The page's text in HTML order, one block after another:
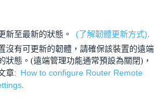
新至最新的狀態。 (了解韌體更新方式).
沒有可更新的韌體，請確保該裝置的遠端
狀態。(遠端管理功能通常預設為關閉)，
章: How to configure Router Remote
.